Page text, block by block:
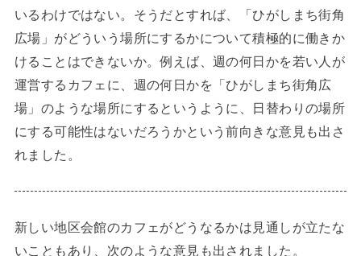
いるわけではない。そうだとすれば、「ひがしまち街角
広場」がどういう場所にするかについて積極的に働きか
けることはできないか。例えば、週の何日かを若い人が
運営するカフェに、週の何日かを「ひがしまち街角広
場」のような場所にするというように、日替わりの場所
にする可能性はないだろうかという前向きな意見も出さ
れました。
新しい地区会館のカフェがどうなるかは見通しが立たな
いこともあり、次のような意見も出されました。